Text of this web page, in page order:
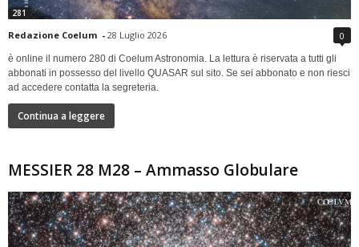
281
Redazione Coelum - 28 Luglio 2026 0
è online il numero 280 di Coelum Astronomia. La lettura è riservata a tutti gli
abbonati in possesso del livello QUASAR sul sito. Se sei abbonato e non riesci
ad accedere contatta la segreteria.
Continua a leggere
MESSIER 28 M28 – Ammasso Globulare